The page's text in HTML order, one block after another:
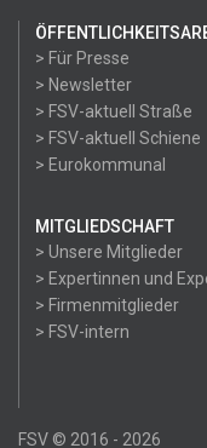
> Für Presse
> Newsletter
> FSV-aktuell Straße
> FSV-aktuell Schiene
> Eurokommunal
MITGLIEDSCHAFT
> Unsere Mitglieder
> Expertinnen und
> Firmenmitglieder
> FSV-intern
FSV © 2016 - 2026